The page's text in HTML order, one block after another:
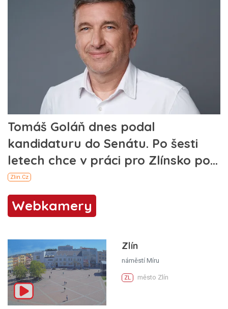
Webkamery
Zlín
náměstí Míru
ZL město Zlín